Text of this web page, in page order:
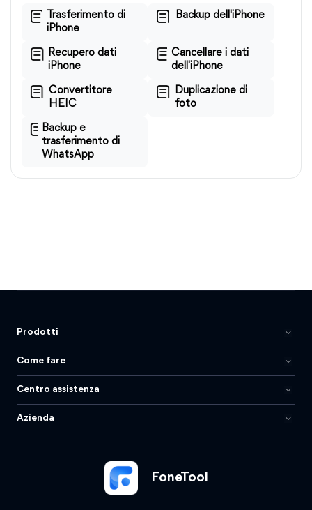
Trasferimento di
iPhone
Backup dell'iPhone
Recupero dati
iPhone
Cancellare i dati
dell'iPhone
Convertitore
HEIC
Duplicazione di
foto
Backup e
trasferimento di
WhatsApp
FoneTool
Prodotti
Come fare
Centro assistenza
Azienda